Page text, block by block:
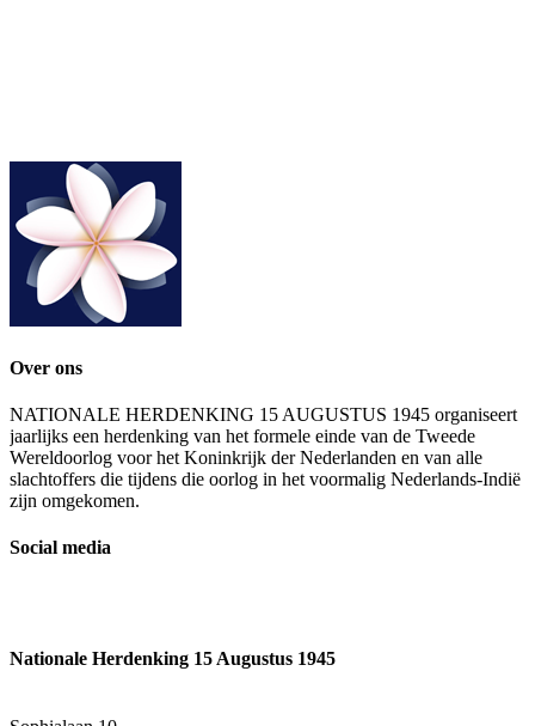
Over ons
NATIONALE HERDENKING 15 AUGUSTUS 1945 organiseert
jaarlijks een herdenking van het formele einde van de Tweede
Wereldoorlog voor het Koninkrijk der Nederlanden en van alle
slachtoffers die tijdens die oorlog in het voormalig Nederlands-Indië
zijn omgekomen.
Social media
Nationale Herdenking 15 Augustus 1945